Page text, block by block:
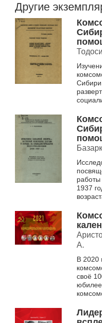
Другие
Сибири
1937
А.
В 2020
своё
когда
...